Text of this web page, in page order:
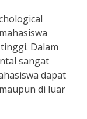
Dalam
sangat
dapat
di luar